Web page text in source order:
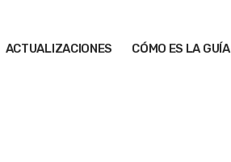
ACTUALIZACIONES CÓMO ES LA GUÍA